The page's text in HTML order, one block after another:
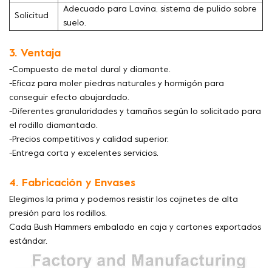
Solicitud
Adecuado para Lavina, sistema de pulido sobre
suelo.
3. Ventaja
-Compuesto de metal dural y diamante.
-Eficaz para moler piedras naturales y hormigón para
conseguir efecto abujardado.
-Diferentes granularidades y tamaños según lo solicitado para
el rodillo diamantado.
-Precios competitivos y calidad superior.
-Entrega corta y excelentes servicios.
4. Fabricación y Envases
Elegimos la prima y podemos resistir los cojinetes de alta
presión para los rodillos.
Cada Bush Hammers embalado en caja y cartones exportados
estándar.